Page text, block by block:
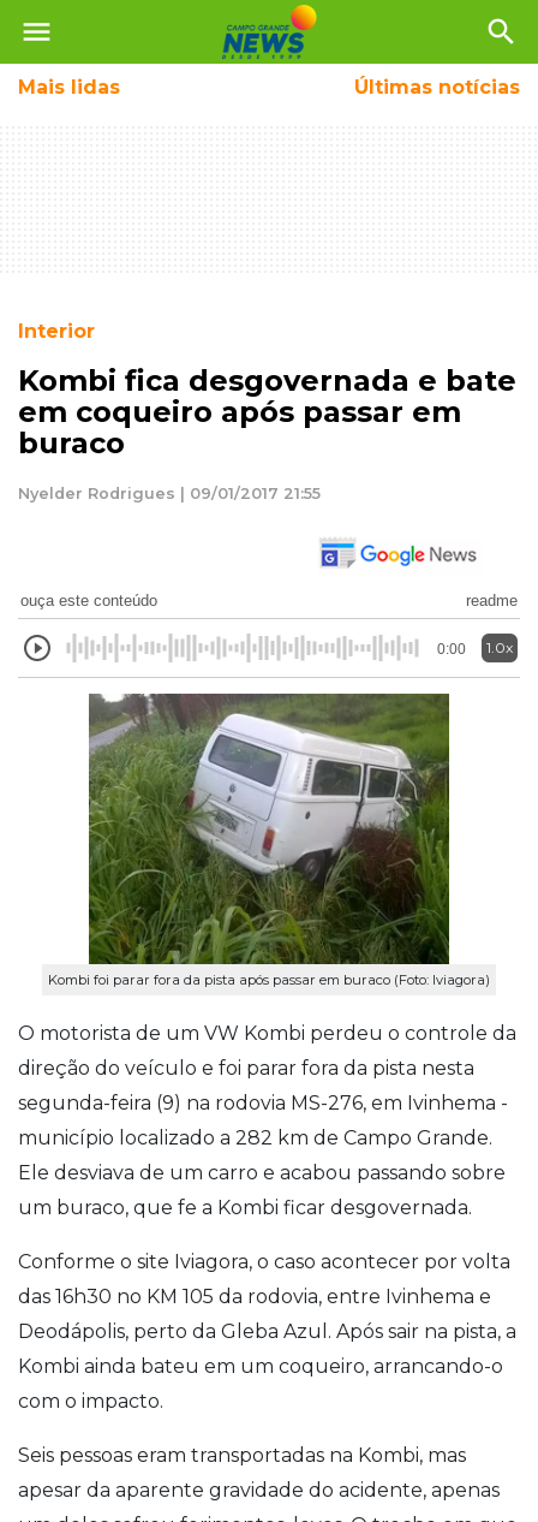
menu search
Mais lidas Últimas notícias
Interior
Kombi fica desgovernada e bate
em coqueiro após passar em
buraco
Nyelder Rodrigues | 09/01/2017 21:55
ouça este conteúdo readme
0:00 1.0x
Kombi foi parar fora da pista após passar em buraco (Foto: Iviagora)
O motorista de um VW Kombi perdeu o controle da
direção do veículo e foi parar fora da pista nesta
segunda-feira (9) na rodovia MS-276, em Ivinhema -
município localizado a 282 km de Campo Grande.
Ele desviava de um carro e acabou passando sobre
um buraco, que fe a Kombi ficar desgovernada.
Conforme o site Iviagora, o caso acontecer por volta
das 16h30 no KM 105 da rodovia, entre Ivinhema e
Deodápolis, perto da Gleba Azul. Após sair na pista, a
Kombi ainda bateu em um coqueiro, arrancando-o
com o impacto.
Seis pessoas eram transportadas na Kombi, mas
apesar da aparente gravidade do acidente, apenas